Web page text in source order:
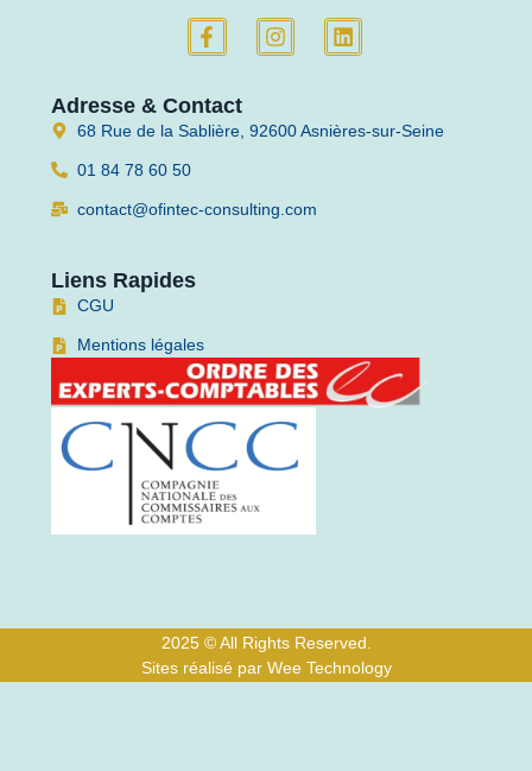
Adresse & Contact
68 Rue de la Sablière, 92600 Asnières-sur-Seine
01 84 78 60 50
contact@ofintec-consulting.com
Liens Rapides
CGU
Mentions légales
2025 © All Rights Reserved.
Sites réalisé par Wee Technology